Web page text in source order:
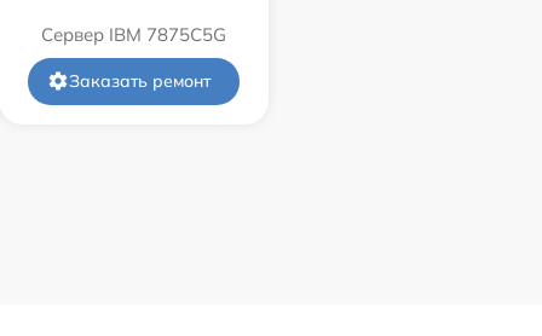
Сервер IBM 7875C5G
Заказать ремонт